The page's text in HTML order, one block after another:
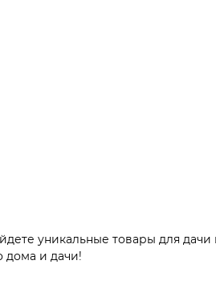
уникальные товары для
дома и дачи!